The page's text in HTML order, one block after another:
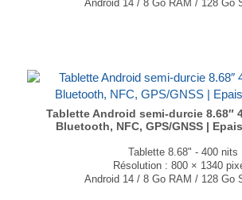
Android 14 / 8 Go RAM / 128 Go
Dimensions : 262.8 × 177.4 ×
Poids : 770 g
Tablette Android semi-durcie 8.68″
Bluetooth, NFC, GPS/GNSS |
Tablette 8.68" - 400 nits
Résolution : 800 × 1340
Android 14 / 8 Go RAM / 128 Go